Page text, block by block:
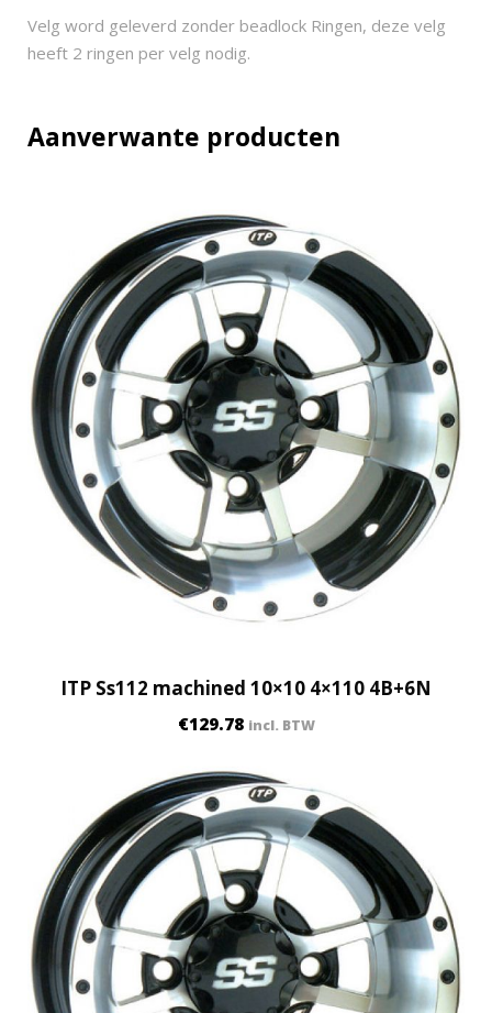
Velg word geleverd zonder beadlock Ringen, deze velg
heeft 2 ringen per velg nodig.
Aanverwante producten
ITP Ss112 machined 10×10 4×110 4B+6N
€129.78 incl. BTW